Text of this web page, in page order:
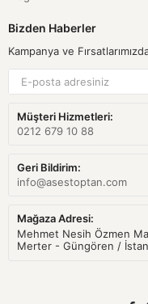
Bizden Haberler
Kampanya ve
Müşteri Hizmetleri:
0212 679 10 88
Geri Bildirim:
info@asestoptan.com
Mağaza Adresi:
Mehmet Nesih Özmen
Merter - Güngören /